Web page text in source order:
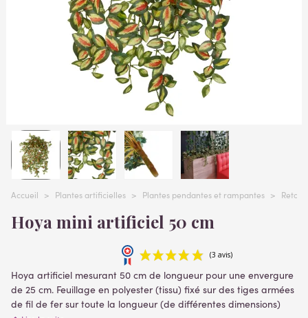
Accueil > Plantes artificielles > Plantes pendantes et rampantes >
Hoya mini artificiel 50 cm
Hoya artificiel mesurant 50 cm de longueur pour une envergure
de 25 cm. Feuillage en polyester (tissu) fixé sur des tiges armées
de fil de fer sur toute la longueur (de différentes dimensions)